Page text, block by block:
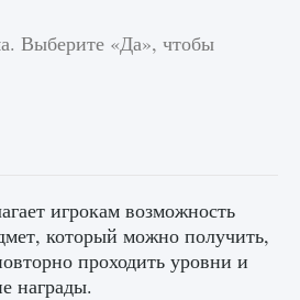
Выберите «Да», чтобы
игрокам возможность
который можно получить,
проходить уровни и
награды.